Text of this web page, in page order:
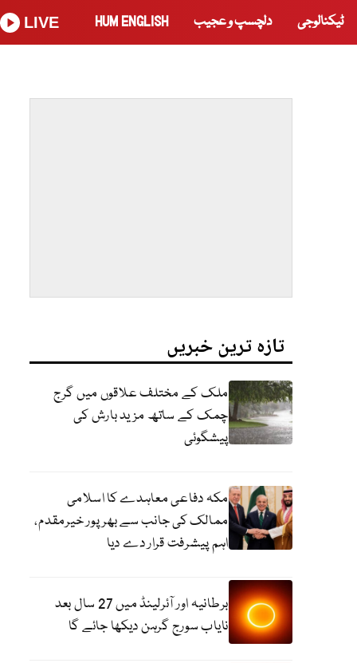
ٹیکنالوجی دلچسپ و عجیب HUM ENGLISH
LIVE
تازہ ترین خبریں
ملک کے مختلف علاقوں میں گرج
چمک کے ساتھ مزید بارش کی
پیشگوئی
مکہ دفاعی معاہدے کا اسلامی
ممالک کی جانب سے بھرپور خیرمقدم،
اہم پیشرفت قرار دے دیا
برطانیہ اور آئرلینڈ میں 27 سال بعد
نایاب سورج گرہن دیکھا جائے گا